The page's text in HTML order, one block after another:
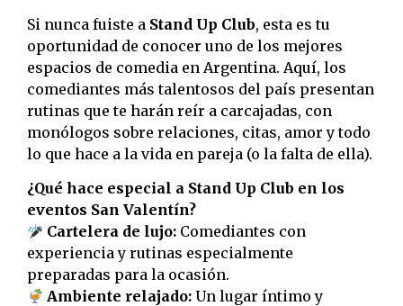
Si nunca fuiste a Stand Up Club, esta es tu
oportunidad de conocer uno de los mejores
espacios de comedia en Argentina. Aquí, los
comediantes más talentosos del país presentan
rutinas que te harán reír a carcajadas, con
monólogos sobre relaciones, citas, amor y todo
lo que hace a la vida en pareja (o la falta de ella).
¿Qué hace especial a Stand Up Club en los
eventos San Valentín?
Cartelera de lujo: Comediantes con
experiencia y rutinas especialmente
preparadas para la ocasión.
Ambiente relajado: Un lugar íntimo y